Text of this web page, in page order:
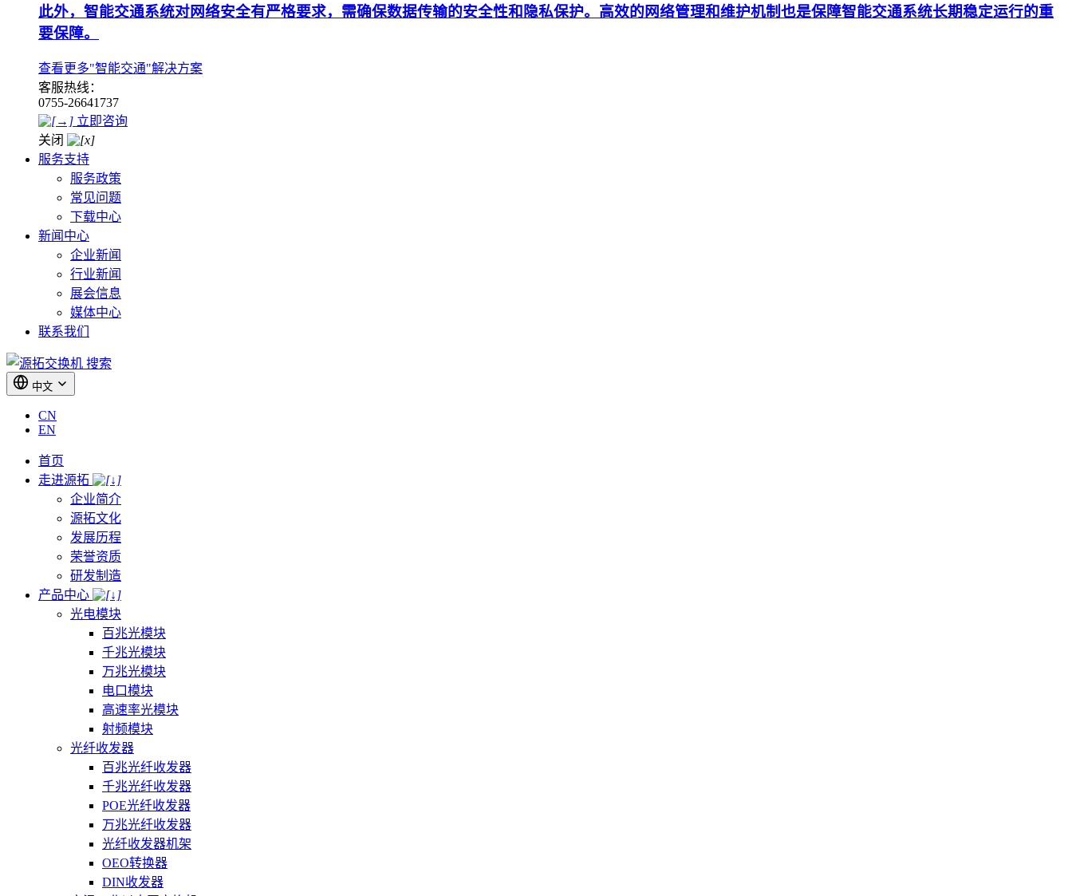
此外，智能交通系统对网络安全有严格要求，需确保数据传输的安全性和隐私保护。高效的网络管理和维护机制也是保障智能交通系统长期稳定运行的重
要保障。
查看更多"智能交通"解决方案
客服热线：
0755-26641737
立即咨询
关闭
服务支持
服务政策
常见问题
下载中心
新闻中心
企业新闻
行业新闻
展会信息
媒体中心
联系我们
搜索
中文
CN
EN
首页
走进源拓
企业简介
源拓文化
发展历程
荣誉资质
研发制造
产品中心
光电模块
百兆光模块
千兆光模块
万兆光模块
电口模块
高速率光模块
射频模块
光纤收发器
百兆光纤收发器
千兆光纤收发器
POE光纤收发器
万兆光纤收发器
光纤收发器机架
OEO转换器
DIN收发器